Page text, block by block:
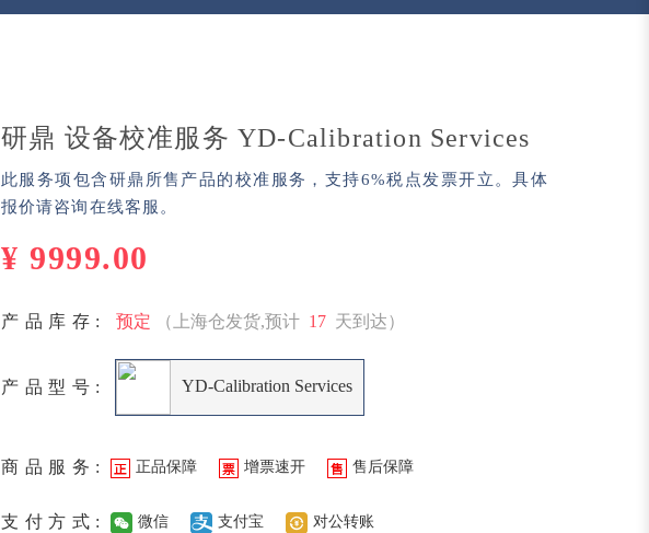
研鼎 设备校准服务 YD-Calibration Services
此服务项包含研鼎所售产品的校准服务，支持6%税点发票开立。具体
报价请咨询在线客服。
¥ 9999.00
产品库存: 预定 （上海仓发货,预计 17 天到达）
产品型号: YD-Calibration Services
商品服务: 正品保障 增票速开 售后保障
支付方式: 微信 支付宝 对公转账